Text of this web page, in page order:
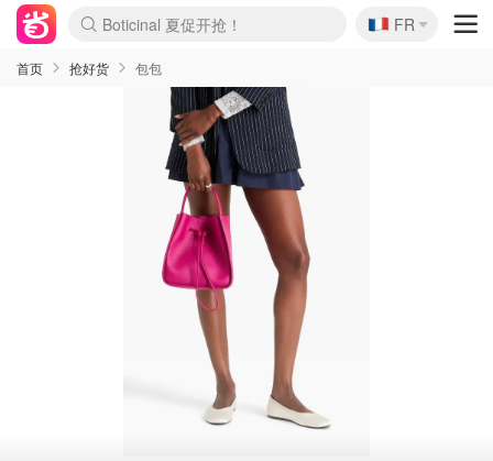
4折！lulu周四疯狂上新
还没结束！&OtherStories大促
Joybuy变相75折 随时失效
速领！Stanley独家85折
疑似霸哥！Camper额外叠85折
Zalando 奥莱闪促！每日更新
Moncler反季囤！5折起+叠9折
Coach Brooklyn仅€192
🇫🇷
FR
首页 抢好货 包包